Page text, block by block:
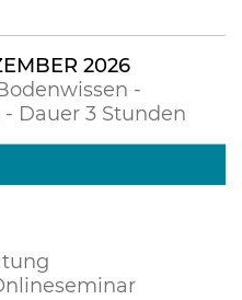
2026
-
Dauer 3 Stunden